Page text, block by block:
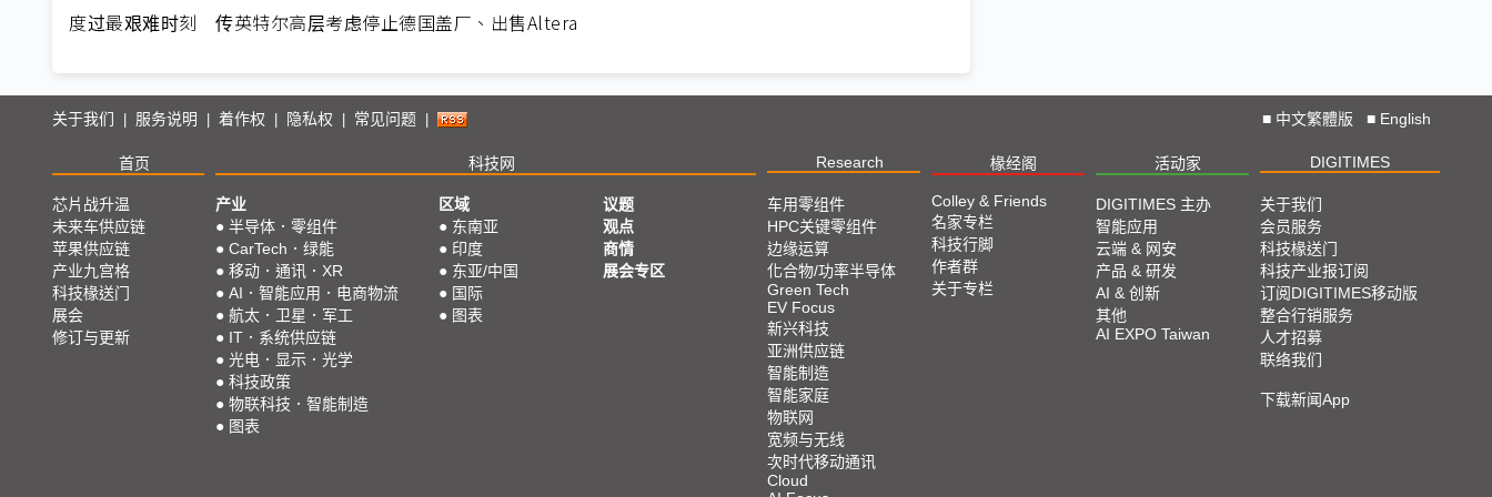
度过最艰难时刻 传英特尔高层考虑停止德国盖厂、出售Altera
关于我们 服务说明 着作权 隐私权 常见问题 ■ 中文繁體版 ■ English
首页 科技网 Research 椽经阁 活动家 DIGITIMES
芯片战升温
未来车供应链
苹果供应链
产业九宫格
科技椽送门
展会
修订与更新
产业
● 半导体．零组件
● CarTech．绿能
● 移动．通讯．XR
● AI．智能应用．电商物流
● 航太．卫星．军工
● IT．系统供应链
● 光电．显示．光学
● 科技政策
● 物联科技．智能制造
● 图表
区域
● 东南亚
● 印度
● 东亚/中国
● 国际
● 图表
议题
观点
商情
展会专区
车用零组件
HPC关键零组件
边缘运算
化合物/功率半导体
Green Tech
EV Focus
新兴科技
亚洲供应链
智能制造
智能家庭
物联网
宽频与无线
次时代移动通讯
Cloud
Colley & Friends
名家专栏
科技行脚
作者群
关于专栏
DIGITIMES 主办
智能应用
云端 & 网安
产品 & 研发
AI & 创新
其他
AI EXPO Taiwan
关于我们
会员服务
科技椽送门
科技产业报订阅
订阅DIGITIMES移动版
整合行销服务
人才招募
联络我们
下载新闻App